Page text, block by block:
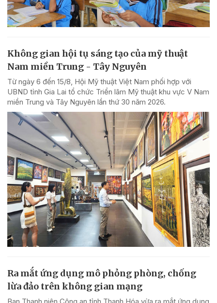
Không gian hội tụ sáng tạo của mỹ thuật
Nam miền Trung - Tây Nguyên
Từ ngày 6 đến 15/8, Hội Mỹ thuật Việt Nam phối hợp với
UBND tỉnh Gia Lai tổ chức Triển lãm Mỹ thuật khu vực V Nam
miền Trung và Tây Nguyên lần thứ 30 năm 2026.
Ra mắt ứng dụng mô phỏng phòng, chống
lừa đảo trên không gian mạng